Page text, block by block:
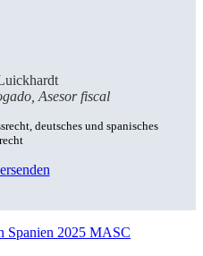
Asesor fiscal
deutsches und spanisches
Spanien 2025 MASC